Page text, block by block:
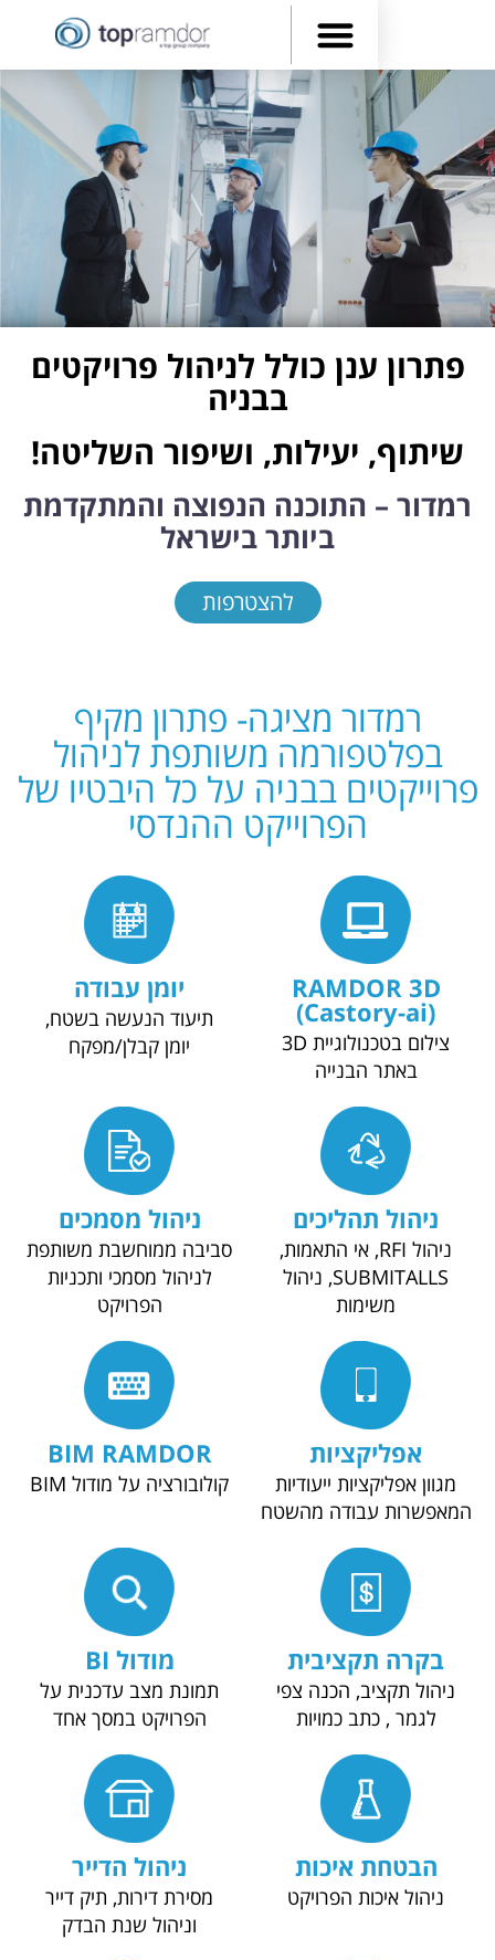
ענן כולל לניהול פרויקטים
בבניה
יעילות, ושיפור השליטה!
– התוכנה הנפוצה והמתקדמת
ביותר בישראל
להצטרפות
רמדור מציגה- פתרון מקיף
משותפת לניהול
בבניה על כל היבטיו של
הפרוייקט ההנדסי
RAMDOR
(Castory-ai)
צילום בטכנולוגיית 3D
באתר הבנייה
יומן עבודה
תיעוד הנעשה בשטח,
יומן קבלן/מפקח
תהליכים
ניהול RFI, אי התאמות,
SUBMITALLS, ניהול
ניהול מסמכים
סביבה ממוחשבת משותפת
לניהול מסמכי ותכניות
הפרויקט
אפליקציות
אפליקציות ייעודיות
עבודה מהשטח
BIM RAMDOR
קולובורציה על מודול BIM
תקציבית
תקציב, הכנה צפי
לגמר , כתב כמויות
מודול BI
תמונת מצב עדכנית על
הפרויקט במסך אחד
הבטחת איכות
איכות הפרויקט
ניהול הדייר
מסירת דירות, תיק דייר
וניהול שנת הבדק